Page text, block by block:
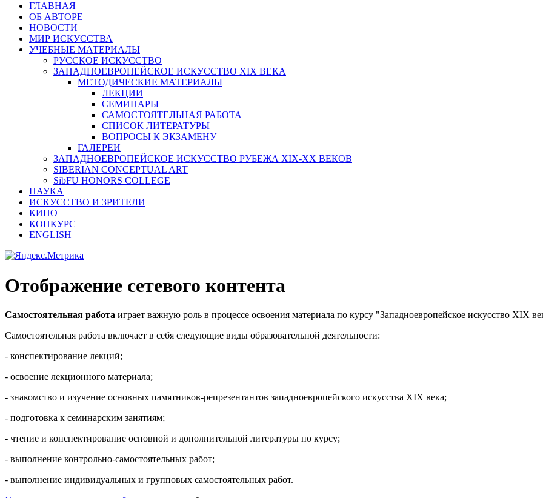
ГЛАВНАЯ
ОБ АВТОРЕ
НОВОСТИ
МИР ИСКУССТВА
УЧЕБНЫЕ МАТЕРИАЛЫ
РУССКОЕ ИСКУССТВО
ЗАПАДНОЕВРОПЕЙСКОЕ ИСКУССТВО XIX ВЕКА
МЕТОДИЧЕСКИЕ МАТЕРИАЛЫ
ЛЕКЦИИ
СЕМИНАРЫ
САМОСТОЯТЕЛЬНАЯ РАБОТА
СПИСОК ЛИТЕРАТУРЫ
ВОПРОСЫ К ЭКЗАМЕНУ
ГАЛЕРЕИ
ЗАПАДНОЕВРОПЕЙСКОЕ ИСКУССТВО РУБЕЖА XIX-XX ВЕКОВ
SIBERIAN CONCEPTUAL ART
SibFU HONORS COLLEGE
НАУКА
ИСКУССТВО И ЗРИТЕЛИ
КИНО
КОНКУРС
ENGLISH
Отображение сетевого контента
Самостоятельная работа играет важную роль в процессе освоения материала по курсу "Западноевропейское искусство XIX
Самостоятельная работа включает в себя следующие виды образовательной деятельности:
- конспектирование лекций;
- освоение лекционного материала;
- знакомство и изучение основных памятников-репрезентантов западноевропейского искусства XIX века;
- подготовка к семинарским занятиям;
- чтение и конспектирование основной и дополнительной литературы по курсу;
- выполнение контрольно-самостоятельных работ;
- выполнение индивидуальных и групповых самостоятельных работ.